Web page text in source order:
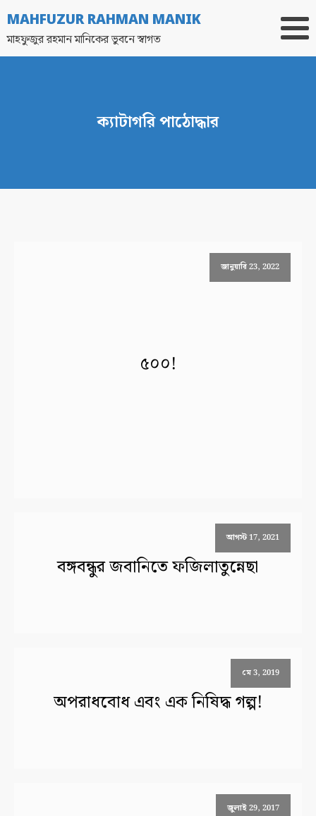
MAHFUZUR RAHMAN MANIK
মাহফুজুর রহমান মানিকের ভুবনে স্বাগত
ক্যাটাগরিপাঠোদ্ধার
জানুয়ারি 23, 2022
৫০০!
আগস্ট 17, 2021
বঙ্গবন্ধুর জবানিতে ফজিলাতুন্নেছা
মে 3, 2019
অপরাধবোধ এবং এক নিষিদ্ধ গল্প!
জুলাই 29, 2017